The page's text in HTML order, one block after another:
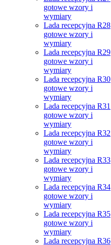
gotowe wzory i
wymiary
Lada recepcyjna R28
gotowe wzory i
wymiary
Lada recepcyjna R29
gotowe wzory i
wymiary
Lada recepcyjna R30
gotowe wzory i
wymiary
Lada recepcyjna R31
gotowe wzory i
wymiary
Lada recepcyjna R32
gotowe wzory i
wymiary
Lada recepcyjna R33
gotowe wzory i
wymiary
Lada recepcyjna R34
gotowe wzory i
wymiary
Lada recepcyjna R35
gotowe wzory i
wymiary
Lada recepcyjna R36